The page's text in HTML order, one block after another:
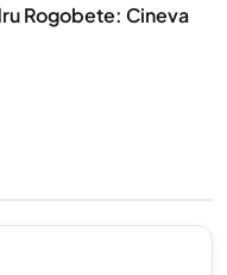
Rogobete: Cineva